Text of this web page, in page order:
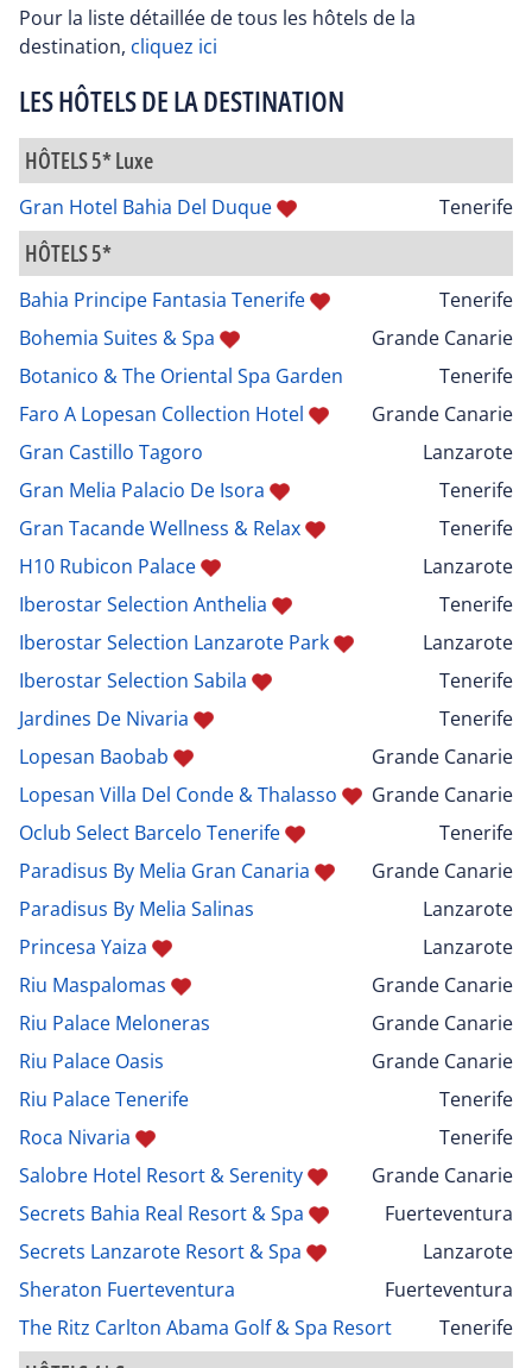
Pour la liste détaillée de tous les hôtels de la
destination, cliquez ici
LES HÔTELS DE LA DESTINATION
HÔTELS 5* Luxe
Gran Hotel Bahia Del Duque Tenerife
HÔTELS 5*
Bahia Principe Fantasia Tenerife
Tenerife
Bohemia Suites & Spa
Grande Canarie
Botanico & The Oriental Spa Garden
Tenerife
Faro A Lopesan Collection Hotel
Grande Canarie
Gran Castillo Tagoro
Lanzarote
Gran Melia Palacio De Isora
Tenerife
Gran Tacande Wellness & Relax
Tenerife
H10 Rubicon Palace
Lanzarote
Iberostar Selection Anthelia
Tenerife
Iberostar Selection Lanzarote Park
Lanzarote
Iberostar Selection Sabila
Tenerife
Jardines De Nivaria
Tenerife
Lopesan Baobab
Grande Canarie
Lopesan Villa Del Conde & Thalasso
Grande Canarie
Oclub Select Barcelo Tenerife
Tenerife
Paradisus By Melia Gran Canaria
Grande Canarie
Paradisus By Melia Salinas
Lanzarote
Princesa Yaiza
Lanzarote
Riu Maspalomas
Grande Canarie
Riu Palace Meloneras
Grande Canarie
Riu Palace Oasis
Grande Canarie
Riu Palace Tenerife
Tenerife
Roca Nivaria
Tenerife
Salobre Hotel Resort & Serenity
Grande Canarie
Secrets Bahia Real Resort & Spa
Fuerteventura
Secrets Lanzarote Resort & Spa
Lanzarote
Sheraton Fuerteventura
Fuerteventura
The Ritz Carlton Abama Golf & Spa Resort
Tenerife